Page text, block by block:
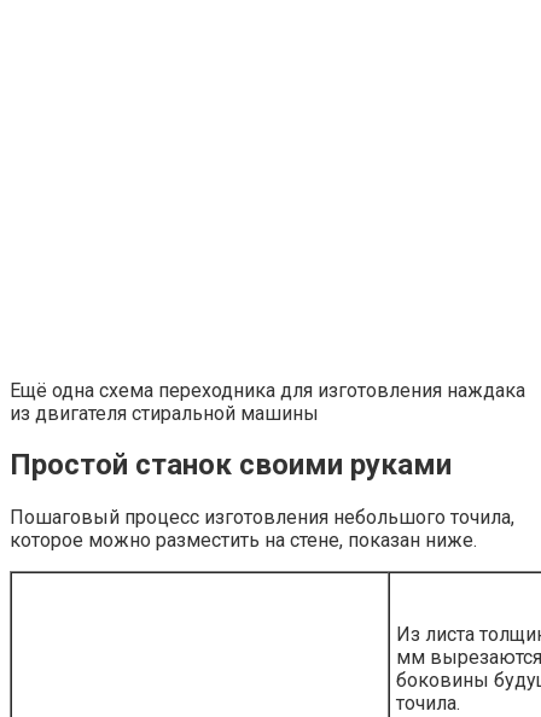
Ещё одна схема переходника для изготовления наждака
из двигателя стиральной машины
Простой станок своими руками
Пошаговый процесс изготовления небольшого точила,
которое можно разместить на стене, показан ниже.
Из листа
мм вырезаются
боковины
точила.